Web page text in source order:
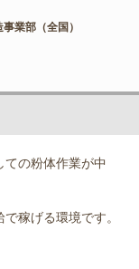
業部（全国）
の粉体作業が中
稼げる環境です。